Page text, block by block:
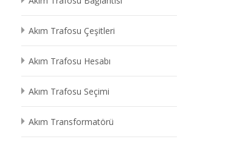
Akım Trafosu Çeşitleri
Akım Trafosu Hesabı
Akım Trafosu Seçimi
Akım Transformatörü